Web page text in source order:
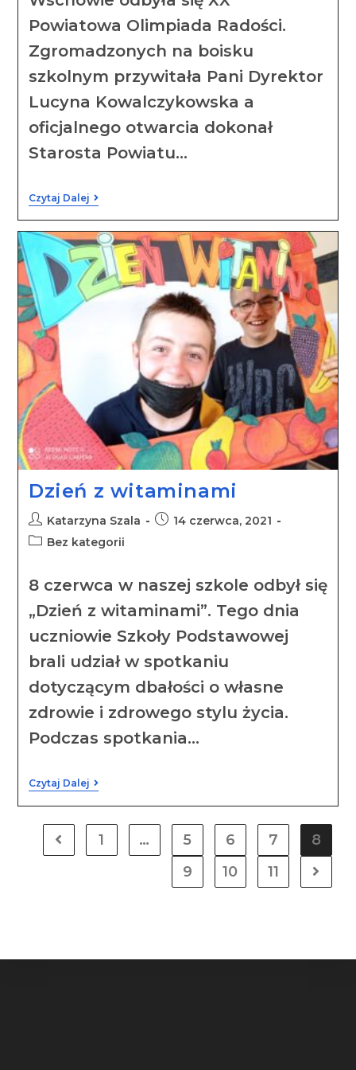
Powiatowa Olimpiada Radości.
Zgromadzonych na boisku
szkolnym przywitała Pani Dyrektor
Lucyna Kowalczykowska a
oficjalnego otwarcia dokonał
Starosta Powiatu…
Czytaj Dalej
Dzień z witaminami
Katarzyna Szala
14 czerwca, 2021
Bez kategorii
8 czerwca w naszej szkole odbył się
„Dzień z witaminami”. Tego dnia
uczniowie Szkoły Podstawowej
brali udział w spotkaniu
dotyczącym dbałości o własne
zdrowie i zdrowego stylu życia.
Podczas spotkania…
Czytaj Dalej
1 … 5 6 7
8
9
10 11